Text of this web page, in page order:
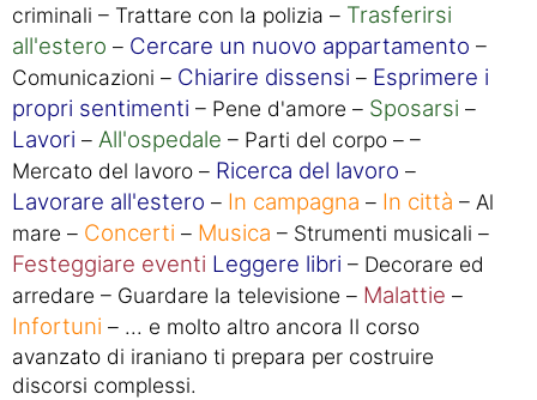
criminali – Trattare con la polizia – Trasferirsi
all'estero – Cercare un nuovo appartamento –
Comunicazioni – Chiarire dissensi – Esprimere i
propri sentimenti – Pene d'amore – Sposarsi –
Lavori – All'ospedale – Parti del corpo – –
Mercato del lavoro – Ricerca del lavoro –
Lavorare all'estero – In campagna – In città – Al
mare – Concerti – Musica – Strumenti musicali –
Festeggiare eventi Leggere libri – Decorare ed
arredare – Guardare la televisione – Malattie –
Infortuni – ... e molto altro ancora Il corso
avanzato di iraniano ti prepara per costruire
discorsi complessi.